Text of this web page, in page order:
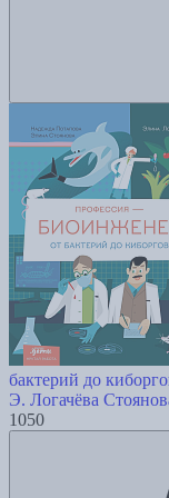
бактерий до
Э. Логачёва
1050